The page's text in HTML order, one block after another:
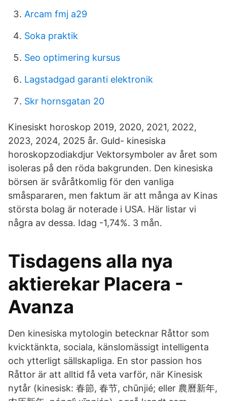
Arcam fmj a29
Soka praktik
Seo optimering kursus
Lagstadgad garanti elektronik
Skr hornsgatan 20
Kinesiskt horoskop 2019, 2020, 2021, 2022,
2023, 2024, 2025 år. Guld- kinesiska
horoskopzodiakdjur Vektorsymboler av året som
isoleras på den röda bakgrunden. Den kinesiska
börsen är svåråtkomlig för den vanliga
småspararen, men faktum är att många av Kinas
största bolag är noterade i USA. Här listar vi
några av dessa. Idag -1,74%. 3 mån.
Tisdagens alla nya
aktierekar Placera -
Avanza
Den kinesiska mytologin betecknar Råttor som
kvicktänkta, sociala, känslomässigt intelligenta
och ytterligt sällskapliga. En stor passion hos
Råttor är att alltid få veta varför, när Kinesisk
nytår (kinesisk: 春節, 春节, chūnjié; eller 農曆新年,